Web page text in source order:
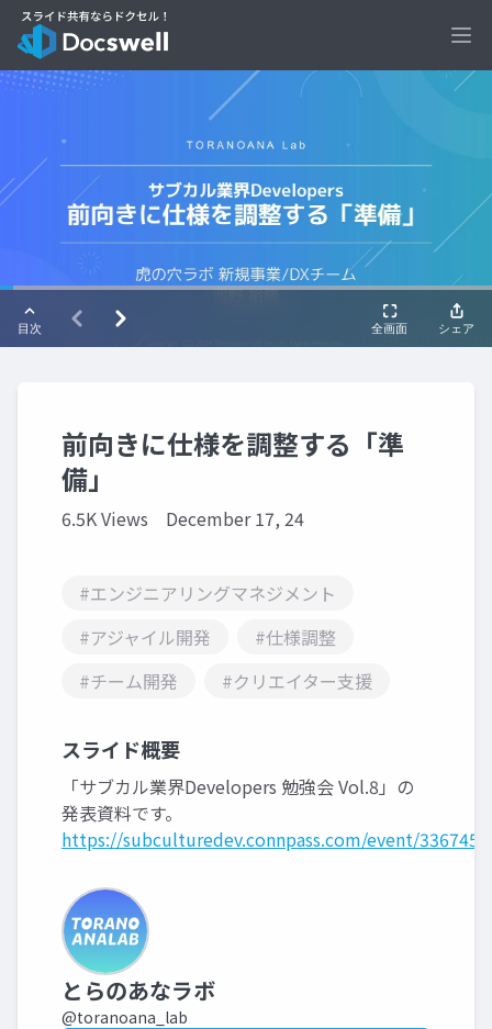
前向きに仕様を調整する「準
備」
6.5K Views December 17, 24
#エンジニアリングマネジメント
#アジャイル開発
#仕様調整
#チーム開発
#クリエイター支援
スライド概要
「サブカル業界Developers 勉強会 Vol.8」の
発表資料です。
https://subculturedev.connpass.com/event/336745/
とらのあなラボ
@toranoana_lab